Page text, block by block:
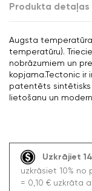
Produkta detaļas
Augsta
temperatūru).
nobrāzumiem un
kopjama.Tectonic ir
patentēts sintētisks
lietošanu un
Uzkrājiet
uzkrāsiet 10% no
= 0,10 € uzkrāta